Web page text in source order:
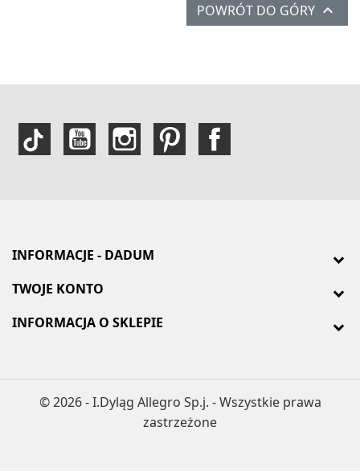
POWRÓT DO GÓRY 
INFORMACJE - DADUM
TWOJE KONTO
INFORMACJA O SKLEPIE
© 2026 - I.Dyląg Allegro Sp.j. - Wszystkie prawa
zastrzeżone